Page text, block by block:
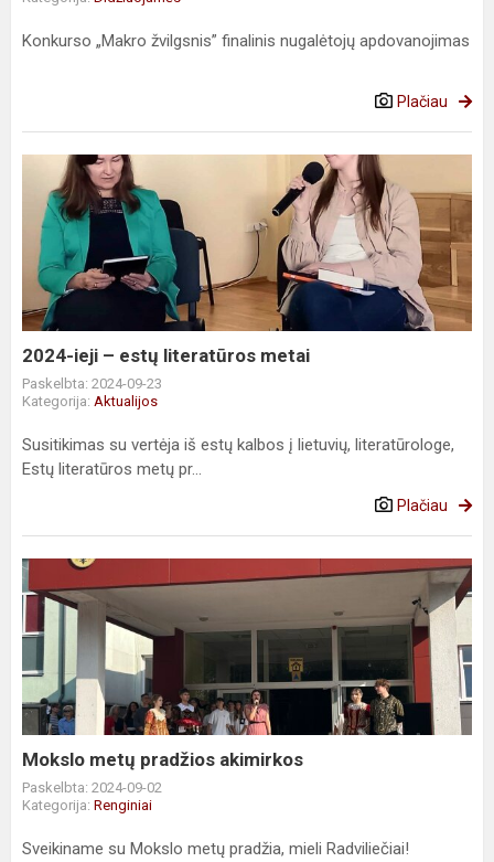
Konkurso „Makro žvilgsnis” finalinis nugalėtojų apdovanojimas
Plačiau
2024-
estų
literatūros
metai
2024-ieji – estų literatūros metai
Paskelbta: 2024-09-23
Kategorija: Aktualijos
Susitikimas su vertėja iš estų kalbos į lietuvių, literatūrologe,
Estų literatūros metų pr...
Plačiau
Mokslo
metų
pradžios
akimirkos
Mokslo metų pradžios akimirkos
Paskelbta: 2024-09-02
Kategorija: Renginiai
Sveikiname su Mokslo metų pradžia, mieli Radviliečiai!